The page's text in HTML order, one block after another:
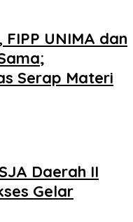
UNIMA dan
Serap Materi
Daerah II
Gelar